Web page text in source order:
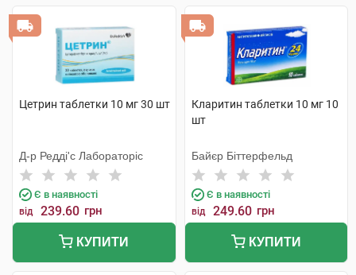
Цетрин таблетки 10 мг 30 шт
Д-р Редді'с Лабораторіс
Є в наявності
від 239.60 грн
КУПИТИ
Кларитин таблетки 10 мг 10
шт
Байєр Біттерфельд
Є в наявності
від 249.60 грн
КУПИТИ